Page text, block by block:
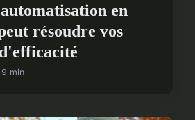
en
résoudre vos
9 min